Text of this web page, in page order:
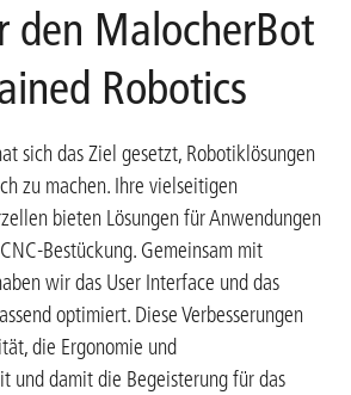
den MalocherBot
Robotics
sich das Ziel gesetzt, Robotiklösungen
zu machen. Ihre vielseitigen
bieten Lösungen für Anwendungen
Bestückung. Gemeinsam mit
wir das User Interface und das
optimiert. Diese Verbesserungen
die Ergonomie und
und damit die Begeisterung für das